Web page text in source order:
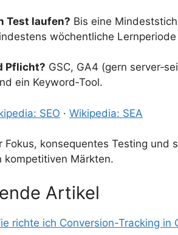
Test laufen? Bis eine
wöchentliche
Pflicht? GSC, GA4 (gern
ein Keyword‑Tool.
SEO · Wikipedia: SEA
Fokus, konsequentes Testing
kompetitiven Märkten.
Artikel
richte ich Conversion-Tracking